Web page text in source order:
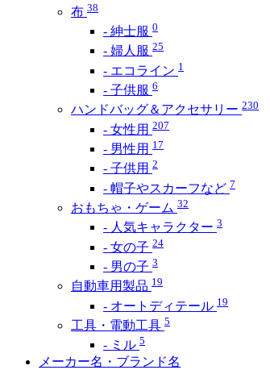
布 38
- 紳士服 0
- 婦人服 25
- エコライン 1
- 子供服 6
ハンドバッグ＆アクセサリー 230
- 女性用 207
- 男性用 17
- 子供用 2
- 帽子やスカーフなど 7
おもちゃ・ゲーム 32
- 人気キャラクター 3
- 女の子 24
- 男の子 3
自動車用製品 19
- オートディテール 19
工具・電動工具 5
- ミル 5
メーカー名・ブランド名